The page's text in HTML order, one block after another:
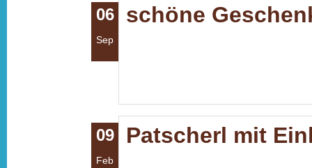
06
Sep
schöne
09
Feb
Patscherl mit